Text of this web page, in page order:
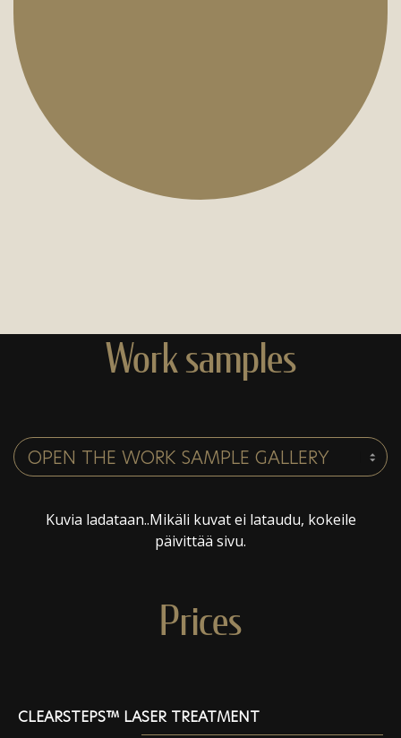
Work samples
Kuvia ladataan..Mikäli kuvat ei lataudu, kokeile
päivittää sivu.
Prices
CLEARSTEPS™ LASER TREATMENT